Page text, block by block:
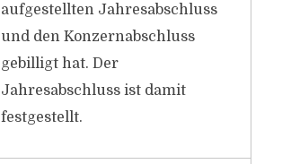
aufgestellten Jahresabschluss
und den Konzernabschluss
gebilligt hat. Der
Jahresabschluss ist damit
festgestellt.